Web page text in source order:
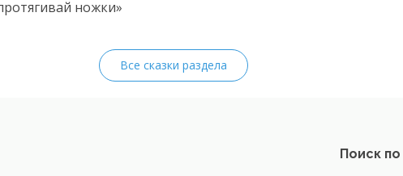
ножки»
Все сказки раздела
Поиск по